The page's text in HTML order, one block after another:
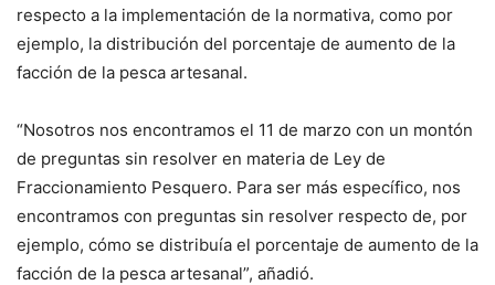
respecto a la implementación de la normativa, como por
ejemplo, la distribución del porcentaje de aumento de la
facción de la pesca artesanal.
“Nosotros nos encontramos el 11 de marzo con un montón
de preguntas sin resolver en materia de Ley de
Fraccionamiento Pesquero. Para ser más específico, nos
encontramos con preguntas sin resolver respecto de, por
ejemplo, cómo se distribuía el porcentaje de aumento de la
facción de la pesca artesanal”, añadió.